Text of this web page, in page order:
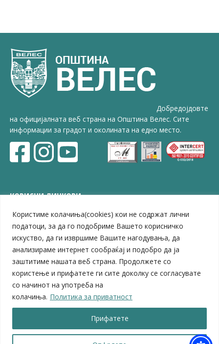
Користиме колачиња(cookies) кои не содржат лични
податоци, за да го подобриме Вашето корисничко
искуство, да ги извршиме Вашите нагодувања, да
анализираме интернет сообраќај и подобро да ја
заштитиме нашата веб страна. Продолжете со
користење и прифатете ги сите доколку се согласувате
со начинот на употреба на
колачиња. Политика за приватност
Прифатете
Добредојдовте
на официјалната веб страна на Општина Велес. Сите
информации за градот и околината на едно место.
КОРИСНИ ЛИНКОВИ
ЗЕЛС – Заедница на единиците на локална самоуправа
Центар за развој на Вардарски плански регион
Јавно комунално претпријатие „Дервен“
ЈПССО „Парк – спорт и паркинзи“
ЛБ „Гоце Делчев“
ЛУ „Народен Музеј“
Влада на Република Северна Македонија
Собрание на Република Северна Македонија
Министерство за финансии
Министерство за транспорт
Министерство за локална самоуправа
Министерство за дигитална трансформација